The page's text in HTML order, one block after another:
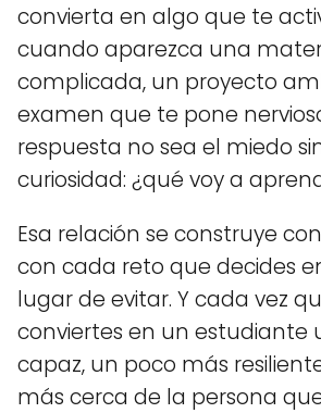
convierta en algo que te
cuando aparezca una
complicada, un proyecto
examen que te pone
respuesta no sea el miedo
curiosidad: ¿qué voy a
Esa relación se construye
con cada reto que decides
lugar de evitar. Y cada vez
conviertes en un estudiante
capaz, un poco más
más cerca de la persona